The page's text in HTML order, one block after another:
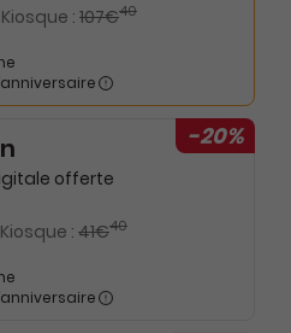
:107€40
-20%
offerte
:41€40